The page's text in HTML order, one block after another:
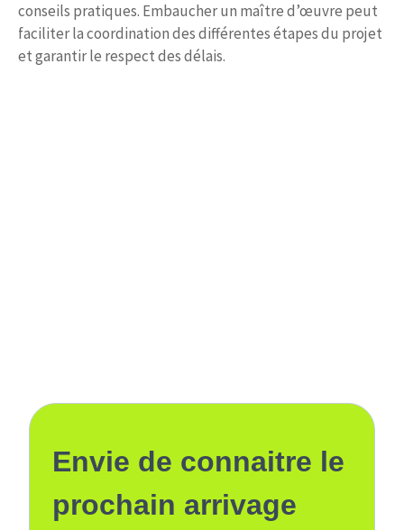
conseils pratiques. Embaucher un maître d’œuvre peut
faciliter la coordination des différentes étapes du projet
et garantir le respect des délais.
Envie de connaitre le
prochain arrivage